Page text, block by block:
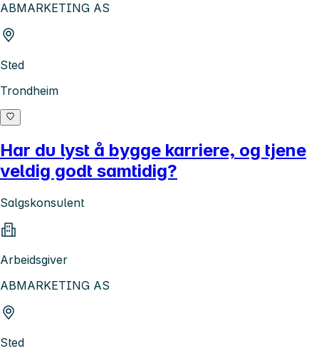
ABMARKETING AS
Sted
Trondheim
Har du lyst å bygge karriere, og tjene
veldig godt samtidig?
Salgskonsulent
Arbeidsgiver
ABMARKETING AS
Sted